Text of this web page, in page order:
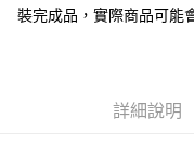
流程，驗證手機門號後，選
法說明評估內容。
運送方式
預購-付款後全家取貨(舊)
裝完成品，實際商品可能
詳細說明